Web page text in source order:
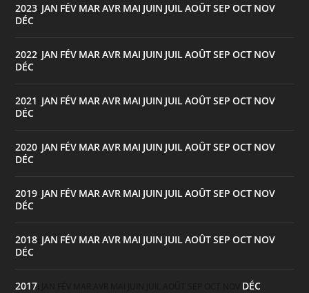
2023 JAN FÉV MARAVR MAI JUIN JUILAOÛTSEP OCT NOV
DÉC
2022 JAN FÉV MARAVR MAI JUIN JUILAOÛTSEP OCT NOV
DÉC
2021 JAN FÉV MARAVR MAI JUIN JUILAOÛTSEP OCT NOV
DÉC
2020 JAN FÉV MARAVR MAI JUIN JUILAOÛTSEP OCT NOV
DÉC
2019 JAN FÉV MARAVR MAI JUIN JUILAOÛTSEP OCT NOV
DÉC
2018 JAN FÉV MARAVR MAI JUIN JUILAOÛTSEP OCT NOV
DÉC
2017 DÉC